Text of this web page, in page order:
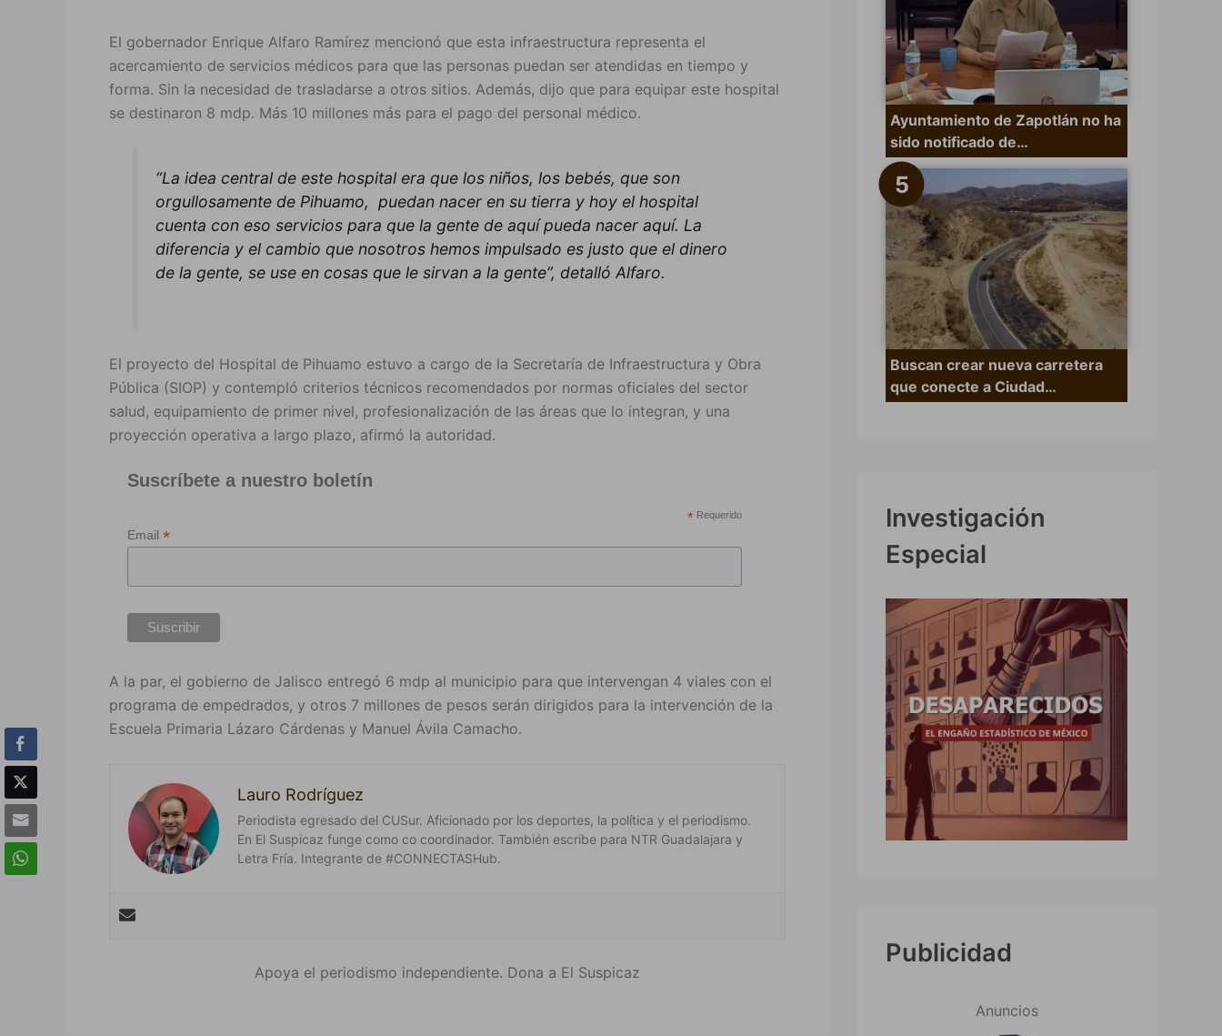
El gobernador Enrique Alfaro Ramírez mencionó que esta infraestructura representa el
acercamiento de servicios médicos para que las personas puedan ser atendidas en tiempo y
forma. Sin la necesidad de trasladarse a otros sitios. Además, dijo que para equipar este hospital
se destinaron 8 mdp. Más 10 millones más para el pago del personal médico.
“La idea central de este hospital era que los niños, los bebés, que son
orgullosamente de Pihuamo, puedan nacer en su tierra y hoy el hospital
cuenta con eso servicios para que la gente de aquí pueda nacer aquí. La
diferencia y el cambio que nosotros hemos impulsado es justo que el dinero
de la gente, se use en cosas que le sirvan a la gente”, detalló Alfaro.
El proyecto del Hospital de Pihuamo estuvo a cargo de la Secretaría de Infraestructura y Obra
Pública (SIOP) y contempló criterios técnicos recomendados por normas oficiales del sector
salud, equipamiento de primer nivel, profesionalización de las áreas que lo integran, y una
proyección operativa a largo plazo, afirmó la autoridad.
Suscríbete a nuestro boletín
* Requerido
Email *
A la par, el gobierno de Jalisco entregó 6 mdp al municipio para que intervengan 4 viales con el
programa de empedrados, y otros 7 millones de pesos serán dirigidos para la intervención de la
Escuela Primaria Lázaro Cárdenas y Manuel Ávila Camacho.
Lauro Rodríguez
Periodista egresado del CUSur. Aficionado por los deportes, la política y el periodismo.
En El Suspicaz funge como co coordinador. También escribe para NTR Guadalajara y
Letra Fría. Integrante de #CONNECTASHub.
Apoya el periodismo independiente. Dona a El Suspicaz
Ayuntamiento de Zapotlán no ha
sido notificado de…
Buscan crear nueva carretera
que conecte a Ciudad…
Investigación
Especial
Publicidad
Anuncios